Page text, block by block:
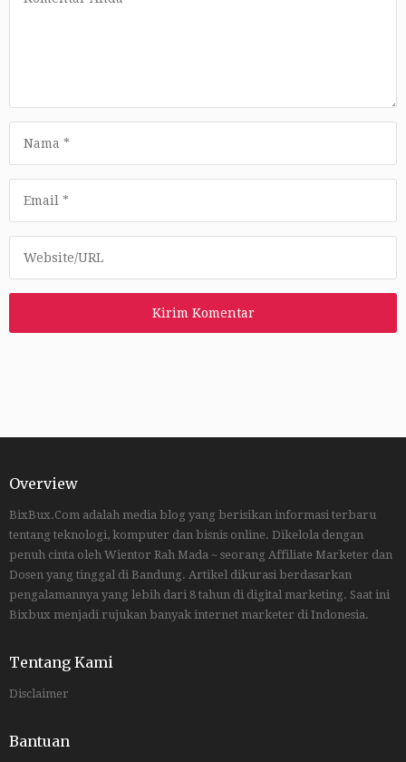
Overview
BixBux.Com adalah media blog yang berisikan informasi terbaru
tentang teknologi, komputer dan bisnis online. Dikelola dengan
penuh cinta oleh Wientor Rah Mada ~ seorang Affiliate Marketer dan
Dosen yang tinggal di Bandung. Artikel dikurasi berdasarkan
pengalamannya yang lebih dari 8 tahun di digital marketing. Saat ini
Bixbux menjadi rujukan banyak internet marketer di Indonesia.
Tentang Kami
Disclaimer
Bantuan